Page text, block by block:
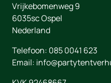
Vrijkebomenweg 9
6035scOspel
Nederland
Telefoon: 085 0041 623
Email: